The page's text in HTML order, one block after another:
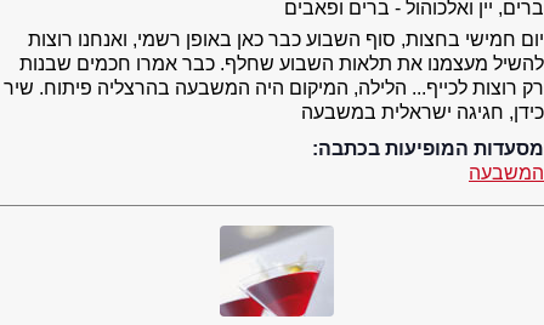
ברים, יין ואלכוהול - ברים ופאבים
יום חמישי בחצות, סוף השבוע כבר כאן באופן רשמי, ואנחנו רוצות
להשיל מעצמנו את תלאות השבוע שחלף. כבר אמרו חכמים שבנות
רק רוצות לכייף... הלילה, המיקום היה המשבעה בהרצליה פיתוח. שיר
כידן, חגיגה ישראלית במשבעה
מסעדות המופיעות בכתבה:
המשבעה